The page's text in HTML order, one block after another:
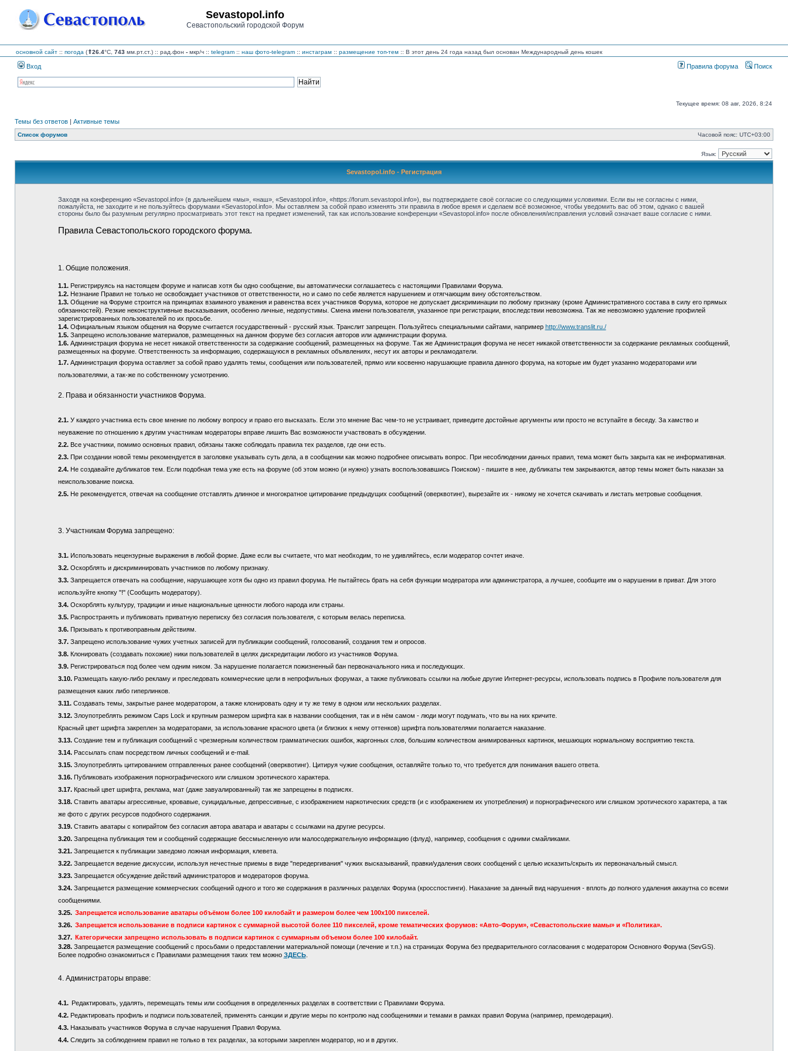
Sevastopol.info
Севастопольский городской Форум
основной сайт :: погода (⇑26.4°C, 743 мм.рт.ст.) :: рад.фон - мкр/ч :: telegram :: наш фото-telegram :: инстаграм :: размещение топ-тем :: В этот день 24 года назад был основан Международный день кошек
Вход Правила форума Поиск
Текущее время: 08 авг, 2026, 8:24
Темы без ответов | Активные темы
Список форумов Часовой пояс: UTC+03:00
Язык:
Sevastopol.info - Регистрация
Заходя на конференцию «Sevastopol.info» (в дальнейшем «мы», «наш», «Sevastopol.info», «https://forum.sevastopol.info»), вы подтверждаете своё согласие со следующими условиями. Если вы не согласны с ними,
пожалуйста, не заходите и не пользуйтесь форумами «Sevastopol.info». Мы оставляем за собой право изменять эти правила в любое время и сделаем всё возможное, чтобы уведомить вас об этом, однако с вашей
стороны было бы разумным регулярно просматривать этот текст на предмет изменений, так как использование конференции «Sevastopol.info» после обновления/исправления условий означает ваше согласие с ними.
Правила Севастопольского городского форума.
1. Общие положения.
1.1.Регистрируясь на настоящем форуме и написав хотя бы одно сообщение, вы автоматически соглашаетесь с настоящими Правилами Форума.
1.2.Незнание Правил не только не освобождает участников от ответственности, но и само по себе является нарушением и отягчающим вину обстоятельством.
1.3.Общение на Форуме строится на принципах взаимного уважения и равенства всех участников Форума, которое не допускает дискриминации по любому признаку (кроме Административного состава в силу его прямых
обязанностей). Резкие неконструктивные высказывания, особенно личные, недопустимы. Смена имени пользователя, указанное при регистрации, впоследствии невозможна. Так же невозможно удаление профилей
зарегистрированных пользователей по их просьбе.
1.4.Официальным языком общения на Форуме считается государственный - русский язык. Транслит запрещен. Пользуйтесь специальными сайтами, например http://www.translit.ru./
1.5.Запрещено использование материалов, размещенных на данном форуме без согласия авторов или администрации форума.
1.6. Администрация форума не несет никакой ответственности за содержание сообщений, размещенных на форуме. Так же Администрация форума не несет никакой ответственности за содержание рекламных сообщений,
размещенных на форуме. Ответственность за информацию, содержащуюся в рекламных объявлениях, несут их авторы и рекламодатели.
1.7. Администрация форума оставляет за собой право удалять темы, сообщения или пользователей, прямо или косвенно нарушающие правила данного форума, на которые им будет указанно модераторами или
пользователями, а так-же по собственному усмотрению.
2. Права и обязанности участников Форума.
2.1.У каждого участника есть свое мнение по любому вопросу и право его высказать. Если это мнение Вас чем-то не устраивает, приведите достойные аргументы или просто не вступайте в беседу. За хамство и
неуважение по отношению к другим участникам модераторы вправе лишить Вас возможности участвовать в обсуждении.
2.2.Все участники, помимо основных правил, обязаны также соблюдать правила тех разделов, где они есть.
2.3.При создании новой темы рекомендуется в заголовке указывать суть дела, а в сообщении как можно подробнее описывать вопрос. При несоблюдении данных правил, тема может быть закрыта как не информативная.
2.4.Не создавайте дубликатов тем. Если подобная тема уже есть на форуме (об этом можно (и нужно) узнать воспользовавшись Поиском) - пишите в нее, дубликаты тем закрываются, автор темы может быть наказан за
неиспользование поиска.
2.5.Не рекомендуется, отвечая на сообщение отставлять длинное и многократное цитирование предыдущих сообщений (оверквотинг), вырезайте их - никому не хочется скачивать и листать метровые сообщения.
3. Участникам Форума запрещено:
3.1.Использовать нецензурные выражения в любой форме. Даже если вы считаете, что мат необходим, то не удивляйтесь, если модератор сочтет иначе.
3.2.Оскорблять и дискриминировать участников по любому признаку.
3.3.Запрещается отвечать на сообщение, нарушающее хотя бы одно из правил форума. Не пытайтесь брать на себя функции модератора или администратора, а лучшее, сообщите им о нарушении в приват. Для этого
используйте кнопку "!" (Сообщить модератору).
3.4.Оскорблять культуру, традиции и иные национальные ценности любого народа или страны.
3.5.Распространять и публиковать приватную переписку без согласия пользователя, с которым велась переписка.
3.6.Призывать к противоправным действиям.
3.7.Запрещено использование чужих учетных записей для публикации сообщений, голосований, создания тем и опросов.
3.8.Клонировать (создавать похожие) ники пользователей в целях дискредитации любого из участников Форума.
3.9.Регистрироваться под более чем одним ником. За нарушение полагается пожизненный бан первоначального ника и последующих.
3.10.Размещать какую-либо рекламу и преследовать коммерческие цели в непрофильных форумах, а также публиковать ссылки на любые другие Интернет-ресурсы, использовать подпись в Профиле пользователя для
размещения каких либо гиперлинков.
3.11.Создавать темы, закрытые ранее модератором, а также клонировать одну и ту же тему в одном или нескольких разделах.
3.12.Злоупотреблять режимом Caps Lock и крупным размером шрифта как в названии сообщения, так и в нём самом - люди могут подумать, что вы на них кричите.
Красный цвет шрифта закреплен за модераторами, за использование красного цвета (и близких к нему оттенков) шрифта пользователями полагается наказание.
3.13.Создание тем и публикация сообщений с чрезмерным количеством грамматических ошибок, жаргонных слов, большим количеством анимированных картинок, мешающих нормальному восприятию текста.
3.14.Рассылать спам посредством личных сообщений и e-mail.
3.15.Злоупотреблять цитированием отправленных ранее сообщений (оверквотинг). Цитируя чужие сообщения, оставляйте только то, что требуется для понимания вашего ответа.
3.16.Публиковать изображения порнографического или слишком эротического характера.
3.17.Красный цвет шрифта, реклама, мат (даже завуалированный) так же запрещены в подписях.
3.18.Ставить аватары агрессивные, кровавые, суицидальные, депрессивные, с изображением наркотических средств (и с изображением их употребления) и порнографического или слишком эротического характера, а так
же фото с других ресурсов подобного содержания.
3.19.Ставить аватары с копирайтом без согласия автора аватара и аватары с ссылками на другие ресурсы.
3.20.Запрещена публикация тем и сообщений содержащие бессмысленную или малосодержательную информацию (флуд), например, сообщения с одними смайликами.
3.21.Запрещается к публикации заведомо ложная информация, клевета.
3.22.Запрещается ведение дискуссии, используя нечестные приемы в виде "передергивания" чужих высказываний, правки/удаления своих сообщений с целью исказить/скрыть их первоначальный смысл.
3.23.Запрещается обсуждение действий администраторов и модераторов форума.
3.24.Запрещается размещение коммерческих сообщений одного и того же содержания в различных разделах Форума (кросспостинги). Наказание за данный вид нарушения - вплоть до полного удаления аккаутна со всеми
сообщениями.
3.25. Запрещается использование аватары объёмом более 100 килобайт и размером более чем 100х100 пикселей.
3.26. Запрещается использование в подписи картинок с суммарной высотой более 110 пикселей, кроме тематических форумов: «Авто-Форум», «Севастопольские мамы» и «Политика».
3.27. Категорически запрещено использовать в подписи картинок с суммарным объемом более 100 килобайт.
3.28. Запрещается размещение сообщений с просьбами о предоставлении материальной помощи (лечение и т.п.) на страницах Форума без предварительного согласования с модератором Основного Форума (SevGS).
Более подробно ознакомиться с Правилами размещения таких тем можно ЗДЕСЬ.
4. Администраторы вправе:
4.1. Редактировать, удалять, перемещать темы или сообщения в определенных разделах в соответствии с Правилами Форума.
4.2.Редактировать профиль и подписи пользователей, применять санкции и другие меры по контролю над сообщениями и темами в рамках правил Форума (например, премодерация).
4.3.Наказывать участников Форума в случае нарушения Правил Форума.
4.4.Следить за соблюдением правил не только в тех разделах, за которыми закреплен модератор, но и в других.